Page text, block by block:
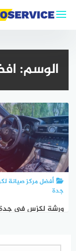
إلى
الوسم:
أفضل مركز صيانة
جدة
ورشة لكزس في